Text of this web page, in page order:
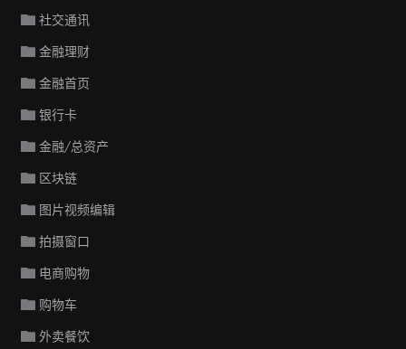
社交通讯
金融理财
金融首页
银行卡
金融/总资产
区块链
图片视频编辑
拍摄窗口
电商购物
购物车
外卖餐饮